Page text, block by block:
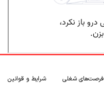
فرصت‌های شغلی
شرایط و قوانین